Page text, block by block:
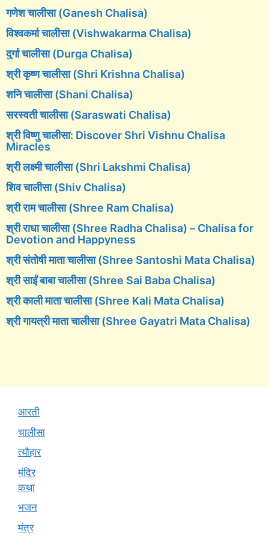
गणेश चालीसा (Ganesh Chalisa)
विश्वकर्मा चालीसा (Vishwakarma Chalisa)
दुर्गा चालीसा (Durga Chalisa)
श्री कृष्ण चालीसा (Shri Krishna Chalisa)
शनि चालीसा (Shani Chalisa)
सरस्वती चालीसा (Saraswati Chalisa)
श्री विष्णु चालीसा: Discover Shri Vishnu Chalisa
Miracles
श्री लक्ष्मी चालीसा (Shri Lakshmi Chalisa)
शिव चालीसा (Shiv Chalisa)
श्री राम चालीसा (Shree Ram Chalisa)
श्री राधा चालीसा (Shree Radha Chalisa) – Chalisa for
Devotion and Happyness
श्री संतोषी माता चालीसा (Shree Santoshi Mata Chalisa)
श्री साईं बाबा चालीसा (Shree Sai Baba Chalisa)
श्री काली माता चालीसा (Shree Kali Mata Chalisa)
श्री गायत्री माता चालीसा (Shree Gayatri Mata Chalisa)
आरती
चालीसा
त्यौहार
मंदिर
कथा
भजन
मंत्र